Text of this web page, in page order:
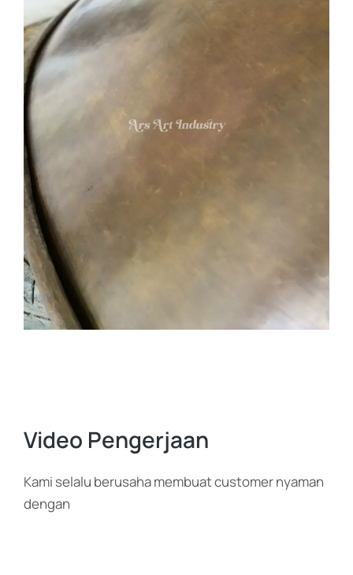
Video Pengerjaan
Kami selalu berusaha membuat customer nyaman
dengan